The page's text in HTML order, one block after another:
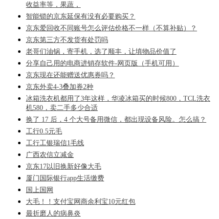
收益率等，果蔬，
智能锁的京东延保有没有必要购买？
京东爱回收不同账号怎么评估价格不一样（不算补贴）？
京东第三方不发货有处罚吗
老哥们油锅，寄手机，选了顺丰，让填物品价值了
分享自己用的电商进销存软件-网页版（手机可用）
京东现在还能赠送优惠券吗？
京东外卖4-3叠加券2种
冰箱洗衣机都用了3年这样，华凌冰箱买的时候800，TCL洗衣
机580，卖二手多少合适
换了 17 后，4 个大号备用微信，都出现设备风险。怎么搞？
工行0.5元毛
工行工银瑞信1毛线
广西农信立减金
京东17以旧换新好像大毛
厦门国际银行app生活缴费
国上国网
大毛！！支付宝网商余利宝10元红包
最折磨人的病鼻炎